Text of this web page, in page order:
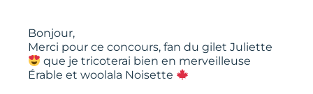
Bonjour,
Merci pour ce concours, fan du gilet Juliette
que je tricoterai bien en merveilleuse
Érable et woolala Noisette